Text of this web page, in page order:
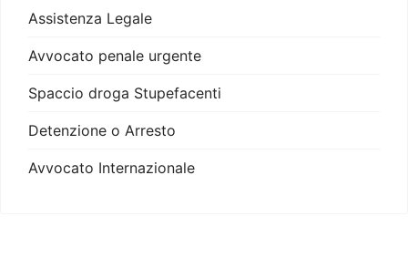
Assistenza Legale
Avvocato penale urgente
Spaccio droga Stupefacenti
Detenzione o Arresto
Avvocato Internazionale